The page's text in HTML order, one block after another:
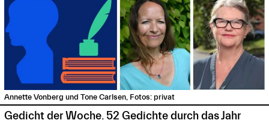
Annette Vonberg und Tone Carlsen, Fotos: privat
Gedicht der Woche. 52 Gedichte durch das Jahr